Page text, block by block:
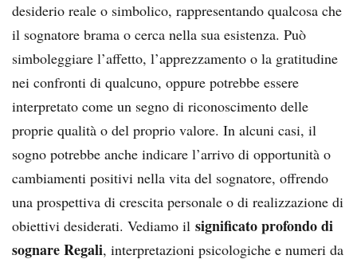
desiderio reale o simbolico, rappresentando qualcosa che
il sognatore brama o cerca nella sua esistenza. Può
simboleggiare l’affetto, l’apprezzamento o la gratitudine
nei confronti di qualcuno, oppure potrebbe essere
interpretato come un segno di riconoscimento delle
proprie qualità o del proprio valore. In alcuni casi, il
sogno potrebbe anche indicare l’arrivo di opportunità o
cambiamenti positivi nella vita del sognatore, offrendo
una prospettiva di crescita personale o di realizzazione di
obiettivi desiderati. Vediamo il significato profondo di
sognare Regali, interpretazioni psicologiche e numeri da